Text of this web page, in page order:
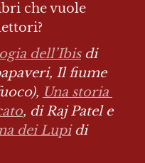
che vuole
dell’Ibis di
Il fiume
Una storia
, di Raj Patel e
dei Lupi di